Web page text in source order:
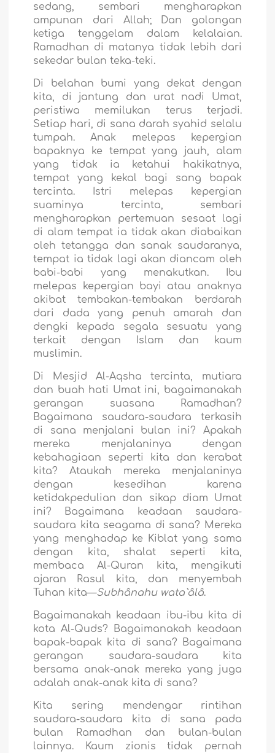
sedang, sembari mengharapkan
ampunan dari Allah; Dan golongan
ketiga tenggelam dalam kelalaian.
Ramadhan di matanya tidak lebih dari
sekedar bulan teka-teki.
Di belahan bumi yang dekat dengan
kita, di jantung dan urat nadi Umat,
peristiwa memilukan terus terjadi.
Setiap hari, di sana darah syahid selalu
tumpah. Anak melepas kepergian
bapaknya ke tempat yang jauh, alam
yang tidak ia ketahui hakikatnya,
tempat yang kekal bagi sang bapak
tercinta. Istri melepas kepergian
suaminya tercinta, sembari
mengharapkan pertemuan sesaat lagi
di alam tempat ia tidak akan diabaikan
oleh tetangga dan sanak saudaranya,
tempat ia tidak lagi akan diancam oleh
babi-babi yang menakutkan. Ibu
melepas kepergian bayi atau anaknya
akibat tembakan-tembakan berdarah
dari dada yang penuh amarah dan
dengki kepada segala sesuatu yang
terkait dengan Islam dan kaum
muslimin.
Di Mesjid Al-Aqsha tercinta, mutiara
dan buah hati Umat ini, bagaimanakah
gerangan suasana Ramadhan?
Bagaimana saudara-saudara terkasih
di sana menjalani bulan ini? Apakah
mereka menjalaninya dengan
kebahagiaan seperti kita dan kerabat
kita? Ataukah mereka menjalaninya
dengan kesedihan karena
ketidakpedulian dan sikap diam Umat
ini? Bagaimana keadaan saudara-
saudara kita seagama di sana? Mereka
yang menghadap ke Kiblat yang sama
dengan kita, shalat seperti kita,
membaca Al-Quran kita, mengikuti
ajaran Rasul kita, dan menyembah
Tuhan kita—Subhânahu wata`âlâ.
Bagaimanakah keadaan ibu-ibu kita di
kota Al-Quds? Bagaimanakah keadaan
bapak-bapak kita di sana? Bagaimana
gerangan saudara-saudara kita
bersama anak-anak mereka yang juga
adalah anak-anak kita di sana?
Kita sering mendengar rintihan
saudara-saudara kita di sana pada
bulan Ramadhan dan bulan-bulan
lainnya. Kaum zionis tidak pernah